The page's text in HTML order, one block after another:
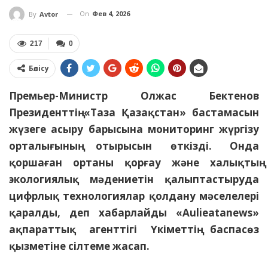
By Avtor On Фев 4, 2026
0
217
Бөлісу
Премьер-Министр Олжас Бектенов
Президенттің «Таза Қазақстан» бастамасын
жүзеге асыру барысына мониторинг жүргізу
орталығының отырысын өткізді. Онда
қоршаған ортаны қорғау және халықтың
экологиялық мәдениетін қалыптастыруда
цифрлық технологиялар қолдану мәселелері
қаралды, деп хабарлайды «Aulieatanews»
ақпараттық агенттігі Үкіметтің баспасөз
қызметіне сілтеме жасап.